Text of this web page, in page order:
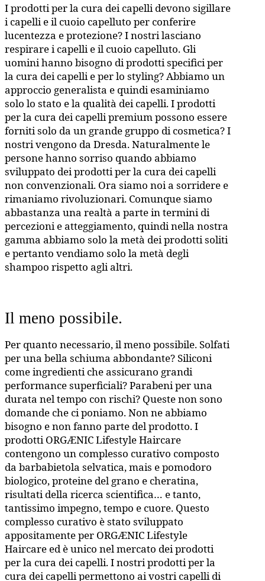
I prodotti per la cura dei capelli devono sigillare
i capelli e il cuoio capelluto per conferire
lucentezza e protezione? I nostri lasciano
respirare i capelli e il cuoio capelluto. Gli
uomini hanno bisogno di prodotti specifici per
la cura dei capelli e per lo styling? Abbiamo un
approccio generalista e quindi esaminiamo
solo lo stato e la qualità dei capelli. I prodotti
per la cura dei capelli premium possono essere
forniti solo da un grande gruppo di cosmetica? I
nostri vengono da Dresda. Naturalmente le
persone hanno sorriso quando abbiamo
sviluppato dei prodotti per la cura dei capelli
non convenzionali. Ora siamo noi a sorridere e
rimaniamo rivoluzionari. Comunque siamo
abbastanza una realtà a parte in termini di
percezioni e atteggiamento, quindi nella nostra
gamma abbiamo solo la metà dei prodotti soliti
e pertanto vendiamo solo la metà degli
shampoo rispetto agli altri.
Il meno possibile.
Per quanto necessario, il meno possibile. Solfati
per una bella schiuma abbondante? Siliconi
come ingredienti che assicurano grandi
performance superficiali? Parabeni per una
durata nel tempo con rischi? Queste non sono
domande che ci poniamo. Non ne abbiamo
bisogno e non fanno parte del prodotto. I
prodotti ORGÆNIC Lifestyle Haircare
contengono un complesso curativo composto
da barbabietola selvatica, mais e pomodoro
biologico, proteine del grano e cheratina,
risultati della ricerca scientifica… e tanto,
tantissimo impegno, tempo e cuore. Questo
complesso curativo è stato sviluppato
appositamente per ORGÆNIC Lifestyle
Haircare ed è unico nel mercato dei prodotti
per la cura dei capelli. I nostri prodotti per la
cura dei capelli permettono ai vostri capelli di